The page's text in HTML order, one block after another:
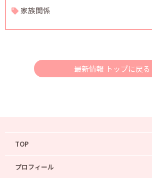
家族関係
最新情報 トップに戻る
TOP
プロフィール